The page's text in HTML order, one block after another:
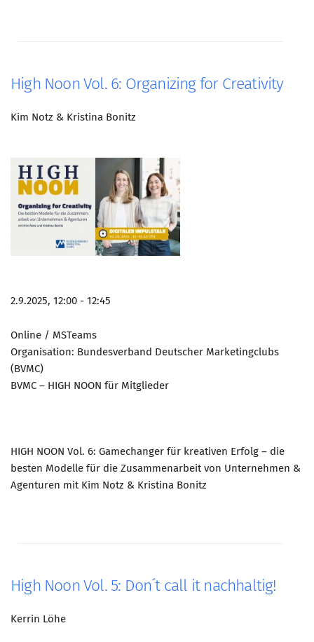
High Noon Vol. 6: Organizing for Creativity
Kim Notz & Kristina Bonitz
2.9.2025, 12:00 - 12:45
Online / MSTeams
Organisation: Bundesverband Deutscher Marketingclubs
(BVMC)
BVMC – HIGH NOON für Mitglieder
HIGH NOON Vol. 6: Gamechanger für kreativen Erfolg – die
besten Modelle für die Zusammenarbeit von Unternehmen &
Agenturen mit Kim Notz & Kristina Bonitz
High Noon Vol. 5: Don´t call it nachhaltig!
Kerrin Löhe